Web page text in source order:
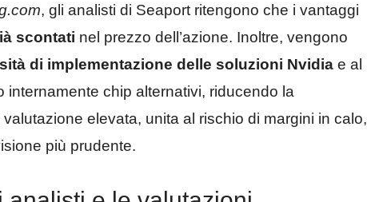
, gli analisti di Seaport ritengono che i vantaggi
scontati nel prezzo dell’azione. Inoltre, vengono
di implementazione delle soluzioni Nvidia e al
chip alternativi, riducendo la
elevata, unita al rischio di margini in calo,
più prudente.